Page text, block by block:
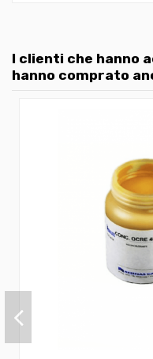
I clienti che hanno
hanno comprato